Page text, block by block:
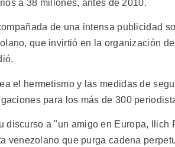
a 38 millones, antes de 2010.
de una intensa publicidad
que invirtió en la organización
el hermetismo y las medidas de
para los más de 300
discurso a "un amigo en Europa, Ilich
venezolano que purga cadena